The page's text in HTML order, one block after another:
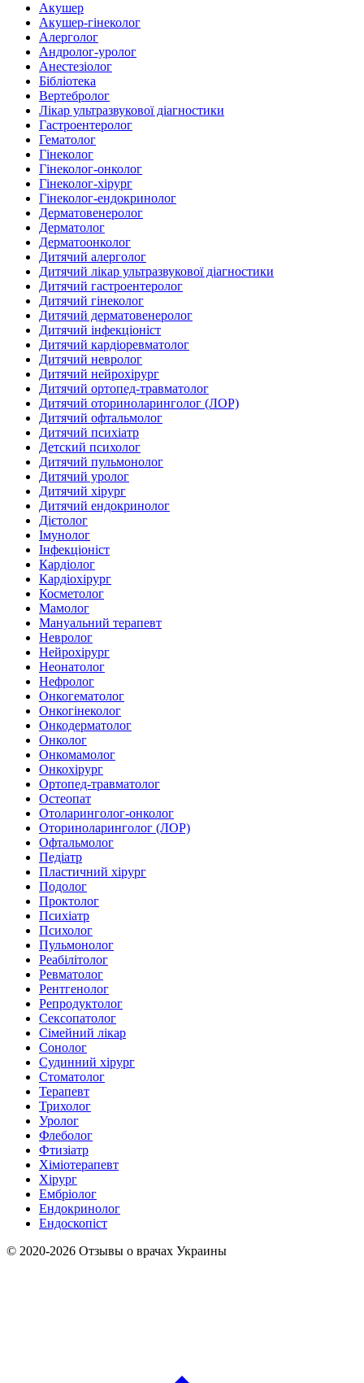
Акушер
Акушер-гінеколог
Алерголог
Андролог-уролог
Анестезіолог
Бібліотека
Вертебролог
Лікар ультразвукової діагностики
Гастроентеролог
Гематолог
Гінеколог
Гінеколог-онколог
Гінеколог-хірург
Гінеколог-ендокринолог
Дерматовенеролог
Дерматолог
Дерматоонколог
Дитячий алерголог
Дитячий лікар ультразвукової діагностики
Дитячий гастроентеролог
Дитячий гінеколог
Дитячий дерматовенеролог
Дитячий інфекціоніст
Дитячий кардіоревматолог
Дитячий невролог
Дитячий нейрохірург
Дитячий ортопед-травматолог
Дитячий оториноларинголог (ЛОР)
Дитячий офтальмолог
Дитячий психіатр
Детский психолог
Дитячий пульмонолог
Дитячий уролог
Дитячий хірург
Дитячий ендокринолог
Дієтолог
Імунолог
Інфекціоніст
Кардіолог
Кардіохірург
Косметолог
Мамолог
Мануальний терапевт
Невролог
Нейрохірург
Неонатолог
Нефролог
Онкогематолог
Онкогінеколог
Онкодерматолог
Онколог
Онкомамолог
Онкохірург
Ортопед-травматолог
Остеопат
Отоларинголог-онколог
Оториноларинголог (ЛОР)
Офтальмолог
Педіатр
Пластичний хірург
Подолог
Проктолог
Психіатр
Психолог
Пульмонолог
Реабілітолог
Ревматолог
Рентгенолог
Репродуктолог
Сексопатолог
Сімейний лікар
Сонолог
Судинний хірург
Стоматолог
Терапевт
Трихолог
Уролог
Флеболог
Фтизіатр
Хіміотерапевт
Хірург
Ембріолог
Ендокринолог
Ендоскопіст
© 2020-2026 Отзывы о врачах Украины